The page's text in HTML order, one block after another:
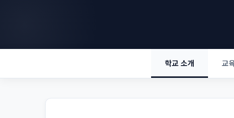
학교 소개 교